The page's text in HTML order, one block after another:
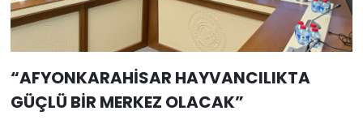
“AFYONKARAHİSAR HAYVANCILIKTA
GÜÇLÜ BİR MERKEZ OLACAK”